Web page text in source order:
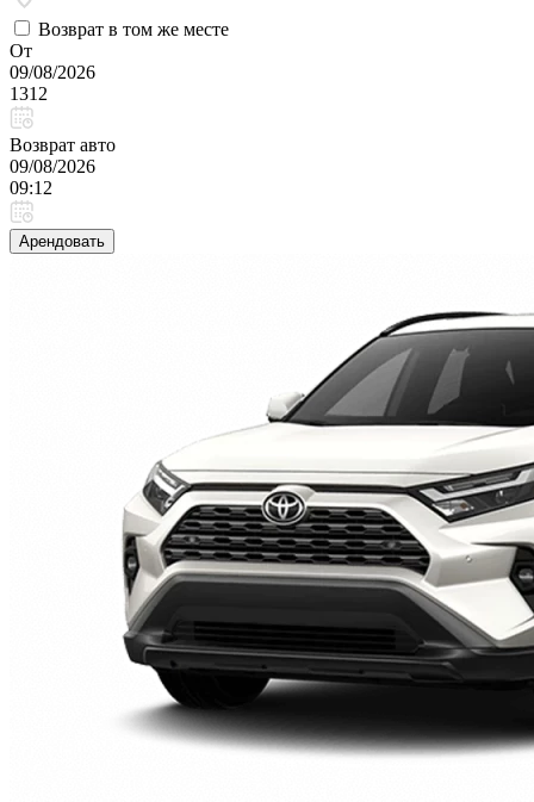
Возврат в том же месте
От
09/08/2026
1312
Возврат авто
09/08/2026
09:12
Арендовать